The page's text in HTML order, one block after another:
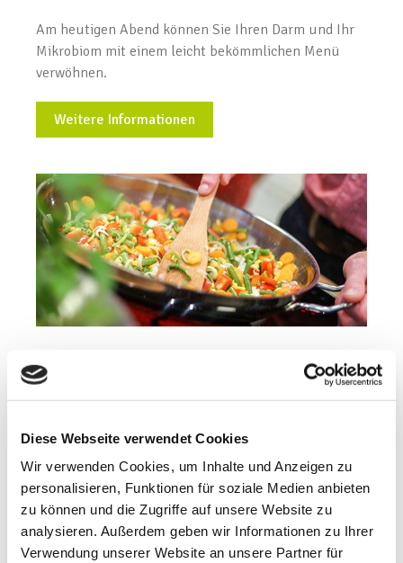
Diese Webseite verwendet Cookies
Wir verwenden Cookies, um Inhalte und Anzeigen zu
personalisieren, Funktionen für soziale Medien anbieten
zu können und die Zugriffe auf unsere Website zu
analysieren. Außerdem geben wir Informationen zu Ihrer
Verwendung unserer Website an unsere Partner für
Am heutigen Abend können Sie Ihren Darm und Ihr
Mikrobiom mit einem leicht bekömmlichen Menü
verwöhnen.
Weitere Informationen
Alles Gute für das Mikrobiom
(21.05.26)
Am heutigen Abend können Sie Ihren Darm und Ihr
Mikrobiom mit einem leicht bekömmlichen Menü
verwöhnen.
Weitere Informationen